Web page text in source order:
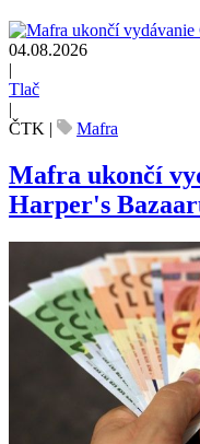
04.08.2026
|
Tlač
|
ČTK | Mafra
Mafra ukončí
Harper's